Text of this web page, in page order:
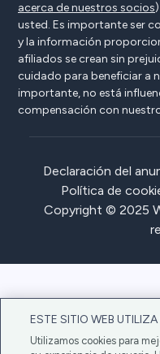
ESTE SITIO WEB
Utilizamos cookies para
acerca de nuestros socios
usted. Es importante ser
y la información
afiliados se crean sin
cuidado para beneficiar a
importante, no está
compensación con
Copyright © 2025
Declaración del
Política de